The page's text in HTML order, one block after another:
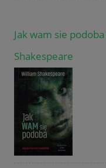
Jak wam sie
Shakespeare